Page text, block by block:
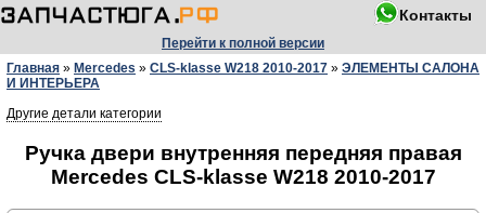
Контакты
Перейти к полной версии
Главная » Mercedes » CLS-klasse W218 2010-2017 » ЭЛЕМЕНТЫ САЛОНА
И ИНТЕРЬЕРА
Другие детали категории
Ручка двери внутренняя передняя правая
Mercedes CLS-klasse W218 2010-2017